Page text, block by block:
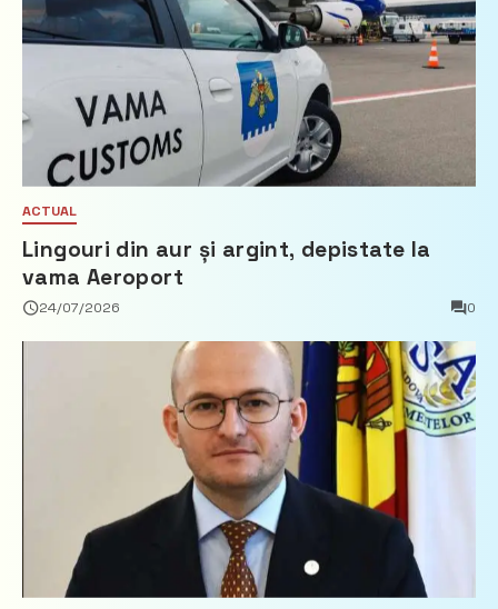
ACTUAL
Lingouri din aur și argint, depistate la
vama Aeroport
24/07/2026 0